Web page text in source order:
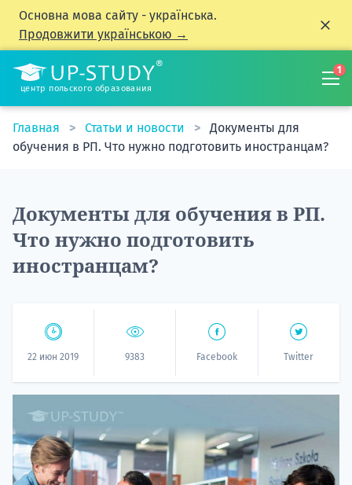
Основна мова сайту - українська.
Продовжити українською →
центр польского образования
1
Главная Статьи и новости
Документы для
обучения в РП. Что нужно подготовить иностранцам?
Документы для обучения в РП.
Что нужно подготовить
иностранцам?
22 июн 2019 9383 Facebook Twitter